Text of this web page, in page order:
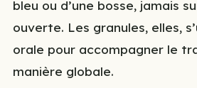
bleu ou d’une bosse, jamais
ouverte. Les granules, elles,
orale pour accompagner le
manière globale.